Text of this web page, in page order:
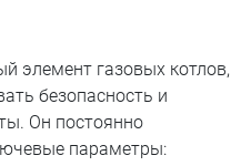
элемент газовых котлов,
безопасность и
Он постоянно
параметры: